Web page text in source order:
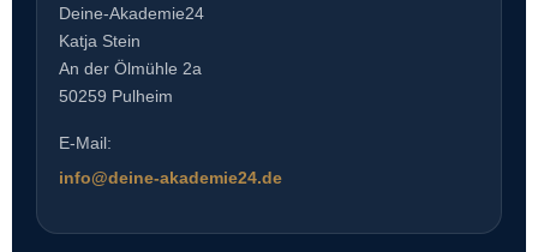
Deine-Akademie24
Katja Stein
An der Ölmühle 2a
50259 Pulheim
E-Mail:
info@deine-akademie24.de